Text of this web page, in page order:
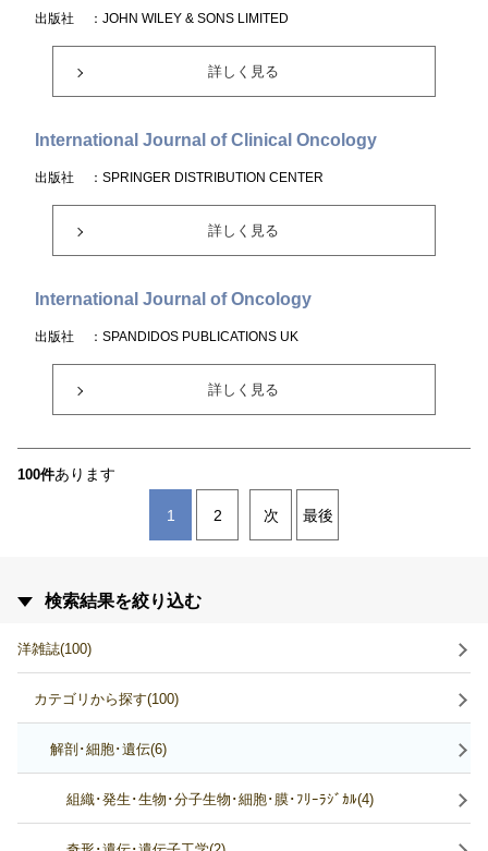
出版社 ：JOHN WILEY & SONS LIMITED
詳しく見る
International Journal of Clinical Oncology
出版社 ：SPRINGER DISTRIBUTION CENTER
詳しく見る
International Journal of Oncology
出版社 ：SPANDIDOS PUBLICATIONS UK
詳しく見る
100件あります
1 2 次 最後
検索結果を絞り込む
洋雑誌(100)
カテゴリから探す(100)
解剖･細胞･遺伝(6)
組織･発生･生物･分子生物･細胞･膜･ﾌﾘｰﾗｼﾞｶﾙ(4)